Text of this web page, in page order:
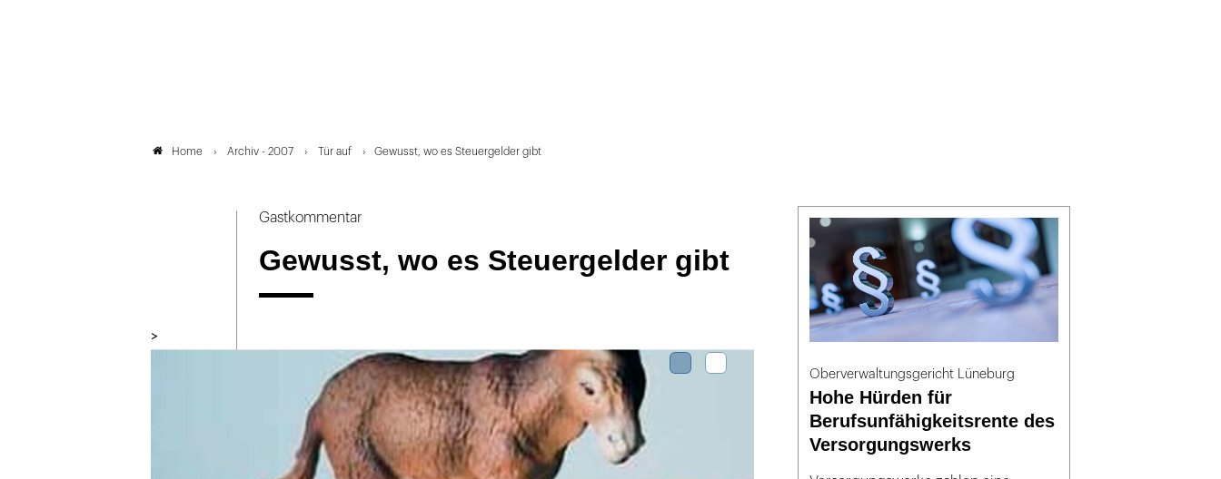
Home Archiv - 2007 Tür auf Gewusst, wo es Steuergelder gibt
Gastkommentar
Gewusst, wo es Steuergelder gibt
>
Oberverwaltungsgericht Lüneburg
Hohe Hürden für
Berufsunfähigkeitsrente des
Versorgungswerks